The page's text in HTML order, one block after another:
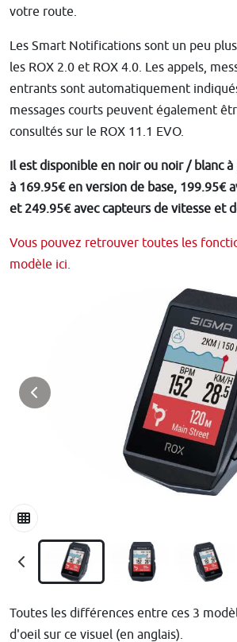
votre route.
Les Smart Notifications sont un peu
les ROX 2.0 et ROX 4.0. Les appels,
entrants sont automatiquement
messages courts peuvent également
consultés sur le ROX 11.1 EVO.
Il est disponible en noir ou noir / blanc
à 169.95€ en version de base, 199.95€
et 249.95€ avec capteurs de vitesse et
Vous pouvez retrouver toutes les
modèle ici.
Toutes les différences entre ces 3
d'oeil sur ce visuel (en anglais).